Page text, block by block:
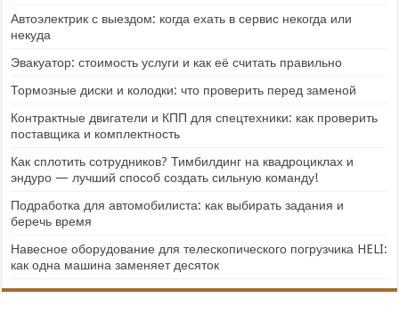
Автоэлектрик с выездом: когда ехать в сервис некогда или
некуда
Эвакуатор: стоимость услуги и как её считать правильно
Тормозные диски и колодки: что проверить перед заменой
Контрактные двигатели и КПП для спецтехники: как проверить
поставщика и комплектность
Как сплотить сотрудников? Тимбилдинг на квадроциклах и
эндуро — лучший способ создать сильную команду!
Подработка для автомобилиста: как выбирать задания и
беречь время
Навесное оборудование для телескопического погрузчика HELI:
как одна машина заменяет десяток